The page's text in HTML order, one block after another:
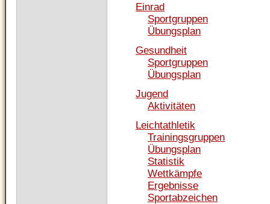
Einrad
Sportgruppen
Übungsplan
Gesundheit
Sportgruppen
Übungsplan
Jugend
Aktivitäten
Leichtathletik
Trainingsgruppen
Übungsplan
Statistik
Wettkämpfe
Ergebnisse
Sportabzeichen